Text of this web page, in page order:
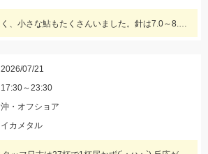
今年も遡上が良く、小さな鮎もたくさんいました。針は7.0～8.0を用意しておいた方がいいと思います。油断をすると23㎝クラスが掛かります チャラ瀬なども見逃さずにオトリを通してみましょう♪
2026/07/21
17:30～23:30
沖・オフショア
イカメタル